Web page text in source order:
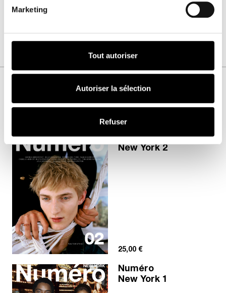
Marketing
Tout autoriser
Autoriser la sélection
Refuser
VOUS AIMEREZ AUSSI
Numéro
New York 2
25,00 €
Numéro
New York 1